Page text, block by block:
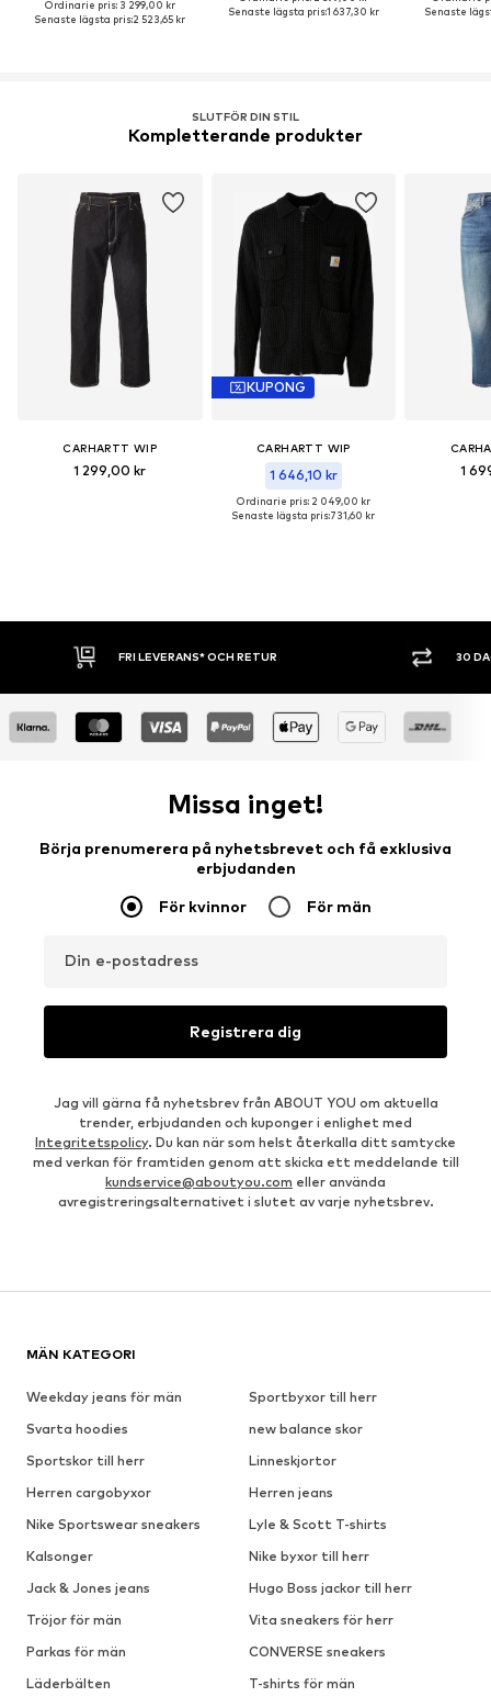
Ordinarie pris: 3 299,00 kr
Senaste lägsta pris:2 523,65 kr
Senaste lägsta pris:1 637,30 kr
Senaste
SLUTFÖR DIN STIL
Kompletterande produkter
CARHARTT WIP
1 299,00 kr
KUPONG
CARHARTT WIP
1 646,10 kr
Ordinarie pris: 2 049,00 kr
Senaste lägsta pris:731,60 kr
1
30 DAGARS ÖPPET KÖP SHOPPA NU.
Missa inget!
Börja prenumerera på nyhetsbrevet och få exklusiva
erbjudanden
För kvinnor För män
Din e-postadress
Registrera dig
Jag vill gärna få nyhetsbrev från ABOUT YOU om aktuella
trender, erbjudanden och kuponger i enlighet med
Integritetspolicy. Du kan när som helst återkalla ditt samtycke
med verkan för framtiden genom att skicka ett meddelande till
kundservice@aboutyou.com eller använda
avregistreringsalternativet i slutet av varje nyhetsbrev.
MÄN KATEGORI
Weekday jeans för män
Sportbyxor till herr
Svarta hoodies
new balance skor
Sportskor till herr
Linneskjortor
Herren cargobyxor
Herren jeans
Nike Sportswear sneakers
Lyle & Scott T-shirts
Kalsonger
Nike byxor till herr
Jack & Jones jeans
Hugo Boss jackor till herr
Tröjor för män
Vita sneakers för herr
Parkas för män
CONVERSE sneakers
Läderbälten
T-shirts för män